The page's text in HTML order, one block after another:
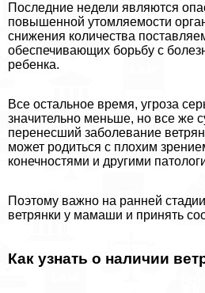
Последние недели являются
повышенной утомляемости
снижения количества
обеспечивающих борьбу с
ребенка.
Все остальное время, угроза
значительно меньше, но все же
перенесший заболевание
может родиться с плохим
конечностями и другими
Поэтому важно на ранней
ветрянки у мамаши и принять
Как узнать о наличии